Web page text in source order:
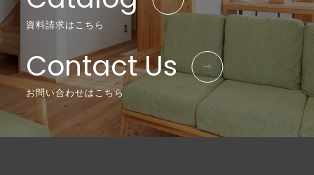
資料請求はこちら
Contact Us
お問い合わせはこちら